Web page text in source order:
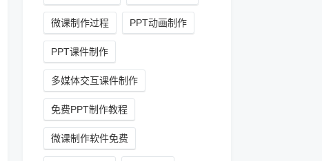
微课制作过程 PPT动画制作
PPT课件制作
多媒体交互课件制作
免费PPT制作教程
微课制作软件免费